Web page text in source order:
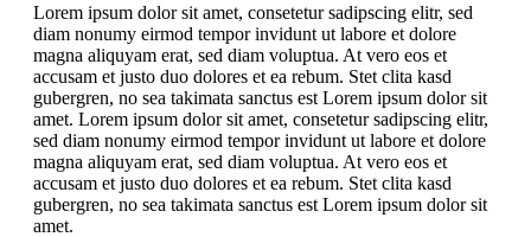
Lorem ipsum dolor sit amet, consetetur sadipscing elitr, sed
diam nonumy eirmod tempor invidunt ut labore et dolore
magna aliquyam erat, sed diam voluptua. At vero eos et
accusam et justo duo dolores et ea rebum. Stet clita kasd
gubergren, no sea takimata sanctus est Lorem ipsum dolor sit
amet. Lorem ipsum dolor sit amet, consetetur sadipscing elitr,
sed diam nonumy eirmod tempor invidunt ut labore et dolore
magna aliquyam erat, sed diam voluptua. At vero eos et
accusam et justo duo dolores et ea rebum. Stet clita kasd
gubergren, no sea takimata sanctus est Lorem ipsum dolor sit
amet.